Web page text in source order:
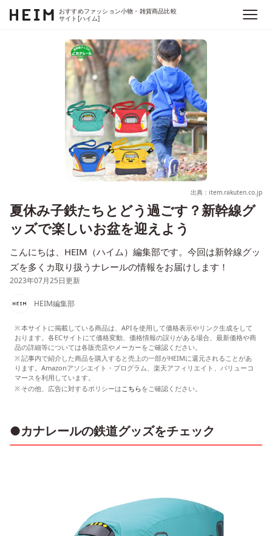
おすすめファッション小物・雑貨商品比較
サイト[ハイム]
出典：item.rakuten.co.jp
夏休み子鉄たちとどう過ごす？新幹線グ
ッズで楽しいお盆を迎えよう
こんにちは、HEIM（ハイム）編集部です。今回は新幹線グッ
ズを多くカ取り扱うナレールの情報をお届けします！
2023年07月25日更新
HEIM編集部
本サイトに掲載している商品は、APIを使用して価格表示やリンク生成をして
おります。各ECサイトにて価格変動、価格情報の誤りがある場合、最新価格や商
品の詳細等については各販売店やメーカーをご確認ください。
記事内で紹介した商品を購入すると売上の一部がHEIMに還元されることがあ
ります。Amazonアソシエイト・プログラム、楽天アフィリエイト、バリューコ
マースを利用しています。
その他、広告に対するポリシーはこちらをご確認ください。
●カナレールの鉄道グッズをチェック